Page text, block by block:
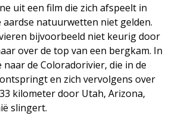
uit een film die zich afspeelt in
aardse natuurwetten niet gelden.
bijvoorbeeld niet keurig door
over de top van een bergkam. In
de Coloradorivier, die in de
en zich vervolgens over
kilometer door Utah, Arizona,
slingert.